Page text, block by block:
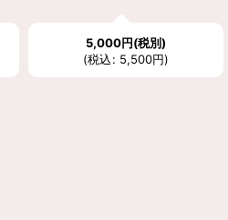
5,000円(税別)
(税込: 5,500円)